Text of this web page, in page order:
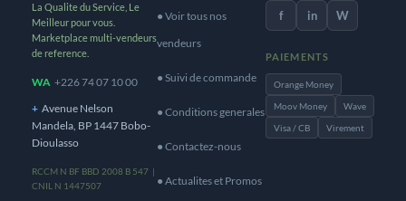
La Qualite du Service, Le
Meilleur pour vous.
Marketplace multi-vendeurs
de reference.
WA +226 74 07 10 00
+ Avenue Nelson
Mandela, BP 1447 Bobo-
Dioulasso
RCCM N BF BBD 2008 B 547 |
CNIL N 1447507
● Voir tous nos
vendeurs
● Suivi de commande
● Conditions generales
● Contactez-nous
● Actualites et Promos
f in W
PAIEMENTS
Orange Money
Moov Money
Wave
Visa / CB
Virement